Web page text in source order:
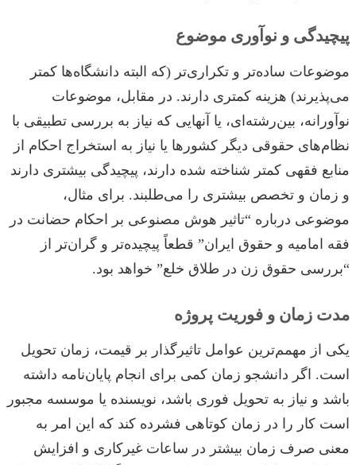
پیچیدگی و نوآوری موضوع
موضوعات ساده‌تر و تکراری‌تر (که البته دانشگاه‌ها کمتر
می‌پذیرند) هزینه کمتری دارند. در مقابل، موضوعات
نوآورانه، بین‌رشته‌ای، یا آنهایی که نیاز به بررسی تطبیقی با
نظام‌های حقوقی دیگر کشورها یا نیاز به استخراج احکام از
منابع فقهی کمتر شناخته شده دارند، پیچیدگی بیشتری دارند
و زمان و تخصص بیشتری را می‌طلبند. برای مثال،
موضوعی درباره “تاثیر هوش مصنوعی بر احکام حضانت در
فقه امامیه و حقوق ایران” قطعاً پیچیده‌تر و گران‌تر از
“بررسی حقوق زن در طلاق خلع” خواهد بود.
مدت زمان و فوریت پروژه
یکی از مهمم‌ترین عوامل تاثیرگذار بر قیمت، زمان تحویل
است. اگر دانشجو زمان کمی برای انجام پایان‌نامه داشته
باشد و نیاز به تحویل فوری باشد، نویسنده یا موسسه مجبور
است کار را در زمان کوتاهی فشرده کند که این امر به
معنی صرف زمان بیشتر در ساعات غیرکاری و افزایش